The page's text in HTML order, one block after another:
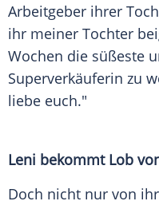
Arbeitgeber ihrer
ihr meiner Tochter
Wochen die süßeste
Superverkäuferin zu
liebe euch."
Leni bekommt Lob
Doch nicht nur von